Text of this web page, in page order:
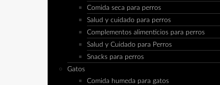
Comida seca para perros
Salud y cuidado para perros
Complementos alimenticios para perros
Salud y Cuidado para Perros
Snacks para perros
Gatos
Comida humeda para gatos